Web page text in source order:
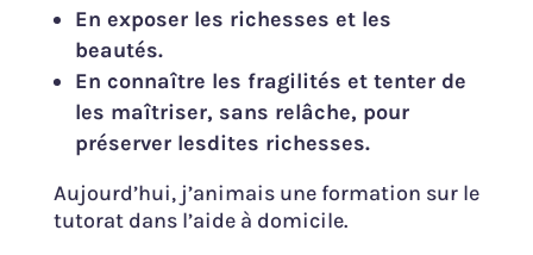
En exposer les richesses et les
beautés.
En connaître les fragilités et tenter de
les maîtriser, sans relâche, pour
préserver lesdites richesses.
Aujourd’hui, j’animais une formation sur le
tutorat dans l’aide à domicile.